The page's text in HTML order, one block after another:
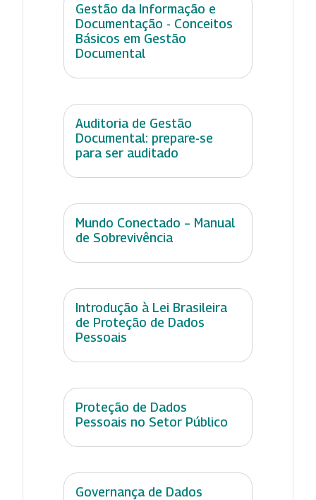
Gestão da Informação e
Documentação - Conceitos
Básicos em Gestão
Documental
Auditoria de Gestão
Documental: prepare-se
para ser auditado
Mundo Conectado – Manual
de Sobrevivência
Introdução à Lei Brasileira
de Proteção de Dados
Pessoais
Proteção de Dados
Pessoais no Setor Público
Governança de Dados